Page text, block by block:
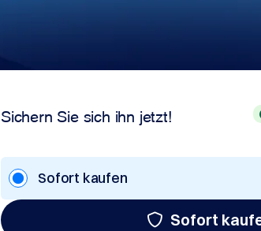
Sichern Sie sich ihn jetzt!
Sofort kaufen
Sofort